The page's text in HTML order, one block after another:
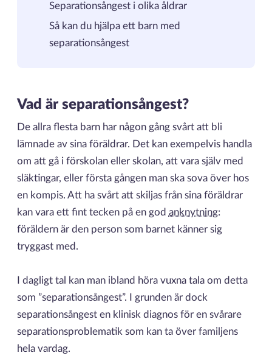
Separationsångest i olika åldrar
Så kan du hjälpa ett barn med
separationsångest
Vad är separationsångest?
De allra flesta barn har någon gång svårt att bli
lämnade av sina föräldrar. Det kan exempelvis handla
om att gå i förskolan eller skolan, att vara själv med
släktingar, eller första gången man ska sova över hos
en kompis. Att ha svårt att skiljas från sina föräldrar
kan vara ett fint tecken på en god anknytning:
föräldern är den person som barnet känner sig
tryggast med.
I dagligt tal kan man ibland höra vuxna tala om detta
som ”separationsångest”. I grunden är dock
separationsångest en klinisk diagnos för en svårare
separationsproblematik som kan ta över familjens
hela vardag.